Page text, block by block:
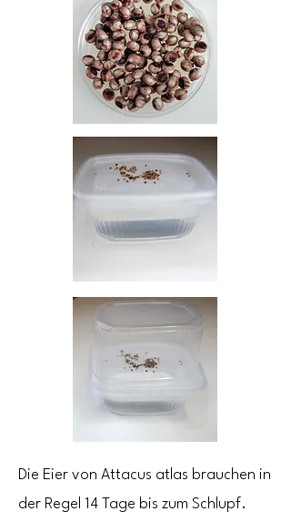
Die Eier von Attacus atlas brauchen in
der Regel 14 Tage bis zum Schlupf.